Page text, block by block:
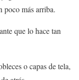
poco más arriba.
que lo hace tan
o capas de tela,